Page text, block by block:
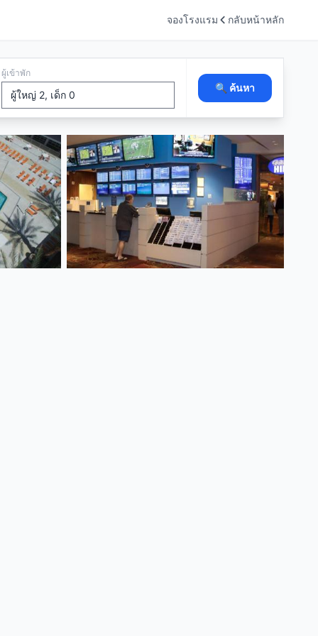
จองโรงแรม กลับหน้าหลัก
ผู้เข้าพัก
🔍 ค้นหา